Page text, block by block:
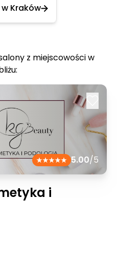
Kraków
z miejscowości w
5.00/5
i